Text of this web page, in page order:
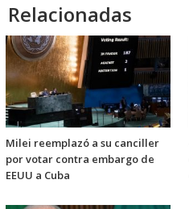
Relacionadas
Milei reemplazó a su canciller
por votar contra embargo de
EEUU a Cuba